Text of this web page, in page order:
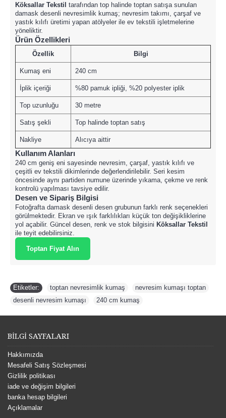
Köksallar Tekstil tarafından top halinde toptan satışa sunulan
damask desenli nevresimlik kumaş; nevresim takımı, çarşaf ve
yastık kılıfı üretimi yapan atölyeler ile ev tekstili işletmelerine
yöneliktir.
Ürün Özellikleri
Özellik Bilgi
Kumaş eni 240 cm
İplik içeriği %80 pamuk ipliği, %20 polyester iplik
Top uzunluğu 30 metre
Satış şekli Top halinde toptan satış
Nakliye Alıcıya aittir
Kullanım Alanları
240 cm geniş eni sayesinde nevresim, çarşaf, yastık kılıfı ve
çeşitli ev tekstili dikimlerinde değerlendirilebilir. Seri kesim
öncesinde aynı partiden numune üzerinde yıkama, çekme ve renk
kontrolü yapılması tavsiye edilir.
Desen ve Sipariş Bilgisi
Fotoğrafta damask desenli desen grubunun farklı renk seçenekleri
görülmektedir. Ekran ve ışık farklılıkları küçük ton değişikliklerine
yol açabilir. Güncel desen, renk ve stok bilgisini Köksallar Tekstil
ile teyit edebilirsiniz.
Toptan Fiyat Alın
Etiketler: toptan nevresimlik kumaş nevresim kumaşı toptan
desenli nevresim kumaşı
240 cm kumaş
BİLGİ SAYFALARI
Hakkımızda
Mesafeli Satış Sözleşmesi
Gizlilik politikası
iade ve değişim bilgileri
banka hesap bilgileri
Açıklamalar